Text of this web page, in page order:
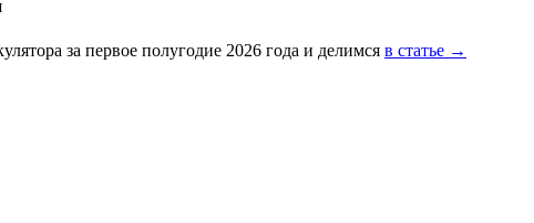
за первое полугодие 2026 года и делимся в статье →